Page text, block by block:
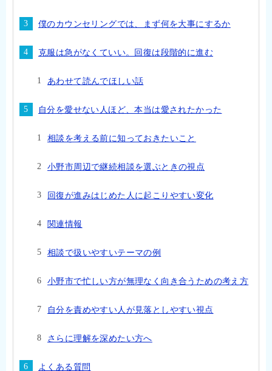
僕のカウンセリングでは、まず何を大事にするか
克服は急がなくていい。回復は段階的に進む
あわせて読んでほしい話
自分を愛せない人ほど、本当は愛されたかった
相談を考える前に知っておきたいこと
小野市周辺で継続相談を選ぶときの視点
回復が進みはじめた人に起こりやすい変化
関連情報
相談で扱いやすいテーマの例
小野市で忙しい方が無理なく向き合うための考え方
自分を責めやすい人が見落としやすい視点
さらに理解を深めたい方へ
よくある質問